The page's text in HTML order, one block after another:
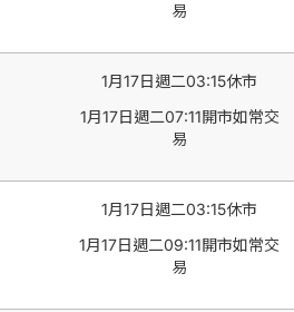
易
1月17日週二03:15休市
1月17日週二07:11開市如常交
易
1月17日週二03:15休市
1月17日週二09:11開市如常交
易